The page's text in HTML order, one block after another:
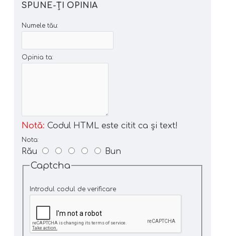
SPUNE-ŢI OPINIA
Numele tău:
Opinia ta:
Notă: Codul HTML este citit ca şi text!
Nota:
Rău Bun
Captcha
Introdul codul de verificare